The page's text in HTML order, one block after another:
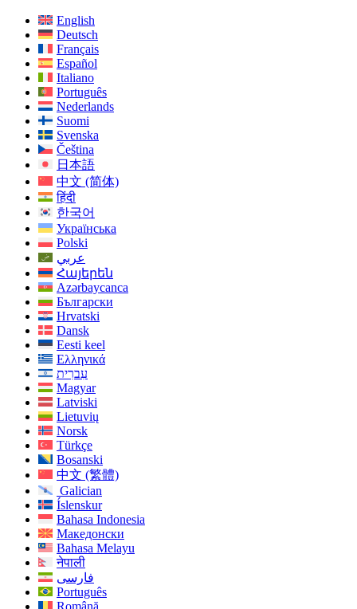
English
Deutsch
Français
Español
Italiano
Português
Nederlands
Suomi
Svenska
Čeština
日本語
中文 (简体)
हिंदी
한국어
Українська
Polski
عربي
Հայերեն
Azərbaycanca
Български
Hrvatski
Dansk
Eesti keel
Ελληνικά
עִברִית
Magyar
Latviski
Lietuvių
Norsk
Türkçe
Bosanski
中文 (繁體)
Galician
Íslenskur
Bahasa Indonesia
Македонски
Bahasa Melayu
नेपाली
فارسی
Português